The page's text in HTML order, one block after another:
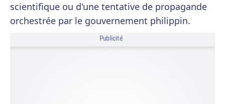
scientifique ou d'une tentative de propagande
orchestrée par le gouvernement philippin.
Publicité